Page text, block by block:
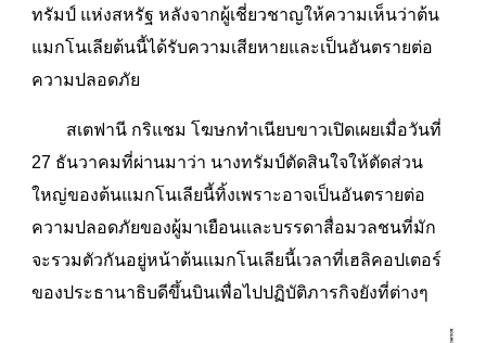
ทรัมป์ แห่งสหรัฐ หลังจากผู้เชี่ยวชาญให้ความเห็นว่าต้น
แมกโนเลียต้นนี้ได้รับความเสียหายและเป็นอันตรายต่อ
ความปลอดภัย
สเตฟานี กริแชม โฆษกทำเนียบขาวเปิดเผยเมื่อวันที่
27 ธันวาคมที่ผ่านมาว่า นางทรัมป์ตัดสินใจให้ตัดส่วน
ใหญ่ของต้นแมกโนเลียนี้ทิ้งเพราะอาจเป็นอันตรายต่อ
ความปลอดภัยของผู้มาเยือนและบรรดาสื่อมวลชนที่มัก
จะรวมตัวกันอยู่หน้าต้นแมกโนเลียนี้เวลาที่เฮลิคอปเตอร์
ของประธานาธิบดีขึ้นบินเพื่อไปปฏิบัติภารกิจยังที่ต่างๆ